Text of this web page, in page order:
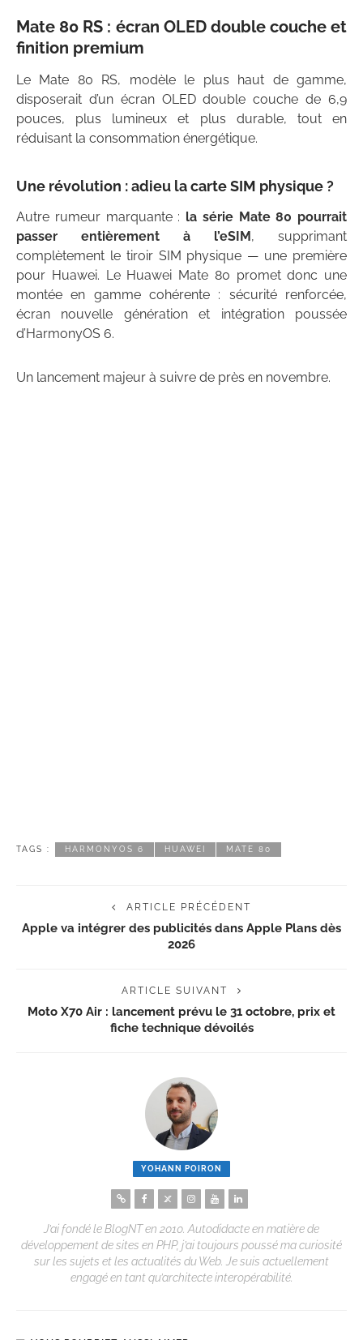
Mate 80 RS : écran OLED double couche et
finition premium
Le Mate 80 RS, modèle le plus haut de gamme,
disposerait d’un écran OLED double couche de 6,9
pouces, plus lumineux et plus durable, tout en
réduisant la consommation énergétique.
Une révolution : adieu la carte SIM physique ?
Autre rumeur marquante : la série Mate 80 pourrait
passer entièrement à l’eSIM, supprimant
complètement le tiroir SIM physique — une première
pour Huawei. Le Huawei Mate 80 promet donc une
montée en gamme cohérente : sécurité renforcée,
écran nouvelle génération et intégration poussée
d’HarmonyOS 6.
Un lancement majeur à suivre de près en novembre.
TAGS : HARMONYOS 6 HUAWEI MATE 80
ARTICLE PRÉCÉDENT
Apple va intégrer des publicités dans Apple Plans dès
2026
ARTICLE SUIVANT
Moto X70 Air : lancement prévu le 31 octobre, prix et
fiche technique dévoilés
YOHANN POIRON
J’ai fondé le BlogNT en 2010. Autodidacte en matière de
développement de sites en PHP, j’ai toujours poussé ma curiosité
sur les sujets et les actualités du Web. Je suis actuellement
engagé en tant qu’architecte interopérabilité.